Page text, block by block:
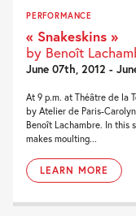
PERFORMANCE
« Snakeskins »
by Benoît
June 07th, 2012 -
At 9 p.m. at Théâtre de la
by Atelier de Paris-
Benoît Lachambre. In this
makes moulting...
LEARN MORE